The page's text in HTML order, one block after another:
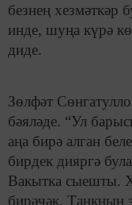
безнең хезмәткәр
инде, шуңа күрә
диде.
Зөлфәт
бәяләде. “Ул
аңа бирә алган
бирдек дияргә
Вакытка сыешты.
бирәчәк. Танкның